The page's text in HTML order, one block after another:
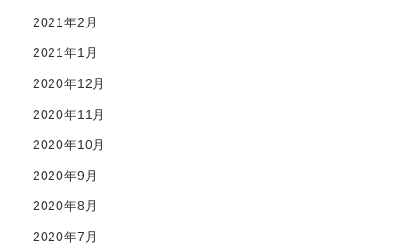
2021年2月
2021年1月
2020年12月
2020年11月
2020年10月
2020年9月
2020年8月
2020年7月